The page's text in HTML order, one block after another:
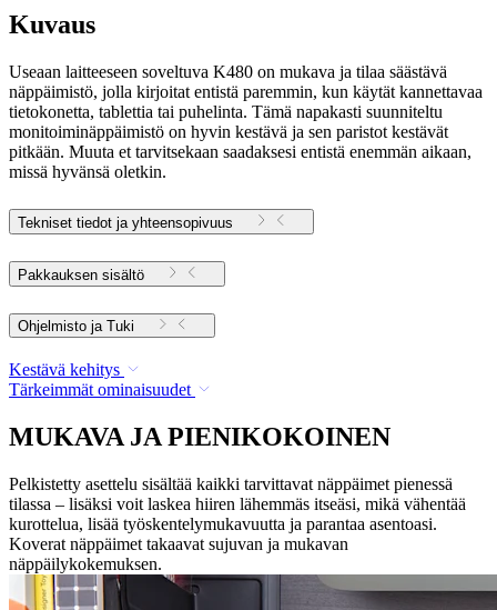
Kuvaus
Useaan laitteeseen soveltuva K480 on mukava ja tilaa säästävä
näppäimistö, jolla kirjoitat entistä paremmin, kun käytät kannettavaa
tietokonetta, tablettia tai puhelinta. Tämä napakasti suunniteltu
monitoiminäppäimistö on hyvin kestävä ja sen paristot kestävät
pitkään. Muuta et tarvitsekaan saadaksesi entistä enemmän aikaan,
missä hyvänsä oletkin.
Tekniset tiedot ja yhteensopivuus
Pakkauksen sisältö
Ohjelmisto ja Tuki
Kestävä kehitys
Tärkeimmät ominaisuudet
MUKAVA JA PIENIKOKOINEN
Pelkistetty asettelu sisältää kaikki tarvittavat näppäimet pienessä
tilassa – lisäksi voit laskea hiiren lähemmäs itseäsi, mikä vähentää
kurottelua, lisää työskentelymukavuutta ja parantaa asentoasi.
Koverat näppäimet takaavat sujuvan ja mukavan
näppäilykokemuksen.